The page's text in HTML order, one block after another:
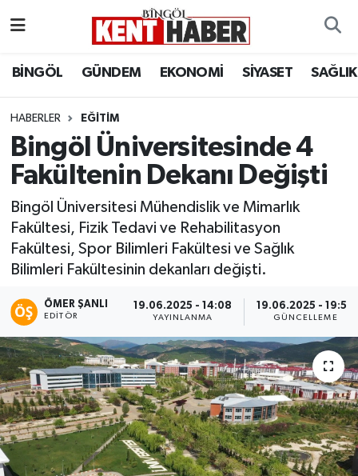
BİNGÖL GÜNDEM EKONOMİ SİYASET SAĞLIK
HABERLER EĞITIM
Bingöl Üniversitesinde 4
Fakültenin Dekanı Değişti
Bingöl Üniversitesi Mühendislik ve Mimarlık
Fakültesi, Fizik Tedavi ve Rehabilitasyon
Fakültesi, Spor Bilimleri Fakültesi ve Sağlık
Bilimleri Fakültesinin dekanları değişti.
ÖMER ŞANLI
EDITÖR
19.06.2025 - 14:08
YAYINLANMA
19.06.2025 - 19:59
GÜNCELLEME
BİLİM-TEKNOLOJİ
DÜNYA
EĞİTİM
EKONOMİ
GENÇ
GÜNDEM
KARLIOVA
KİĞI
MERKEZ
RESMİ İLANLAR
Bingöl Hava Durumu
Bingöl Namaz Vakitleri
Bingöl Trafik Yoğunluk Haritası
Süper Lig Puan Durumu ve Fikstür
Tüm Manşetler
Son Dakika Haberleri
Haber Arşivi